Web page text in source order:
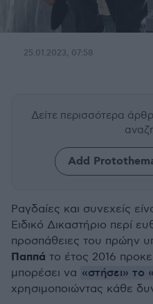
25.01.2023, 07:58
Δείτε περισσότερα
Add
Ραγδαίες και συνεχείς
Ειδικό Δικαστήριο περί
προσπάθειες του πρώην
Παππά το έτος 2016
μπορέσει να «στήσει» το
χρησιμοποιώντας κάθε